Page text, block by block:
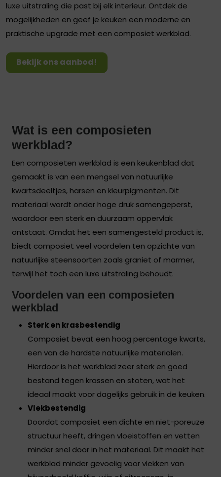
luxe uitstraling die past bij elk interieur. Ontdek de
mogelijkheden en geef je keuken een moderne en
praktische upgrade met een composiet werkblad.
Bekijk ons aanbod!
Wat is een composieten
werkblad?
Een composieten werkblad is een keukenblad dat
gemaakt is van een mengsel van natuurlijke
kwartsdeeltjes, harsen en kleurpigmenten. Dit
materiaal wordt onder hoge druk samengeperst,
waardoor een sterk en duurzaam oppervlak
ontstaat. Omdat het een samengesteld product is,
biedt composiet veel voordelen ten opzichte van
natuurlijke steensoorten zoals graniet of marmer,
terwijl het toch een luxe uitstraling behoudt.
Voordelen van een composieten
werkblad
Sterk en krasbestendig
Composiet bevat een hoog percentage kwarts,
een van de hardste natuurlijke materialen.
Hierdoor is het werkblad zeer sterk en goed
bestand tegen krassen en stoten, wat het
ideaal maakt voor dagelijks gebruik in de keuken.
Vlekbestendig
Doordat composiet een dichte en niet-poreuze
structuur heeft, dringen vloeistoffen en vetten
minder snel door in het materiaal. Dit maakt het
werkblad minder gevoelig voor vlekken van